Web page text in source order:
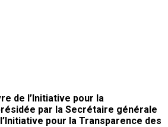
de l’Initiative pour la
par la Secrétaire générale
pour la Transparence des